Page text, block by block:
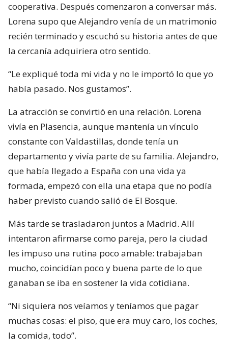
cooperativa. Después comenzaron a conversar más.
Lorena supo que Alejandro venía de un matrimonio
recién terminado y escuchó su historia antes de que
la cercanía adquiriera otro sentido.
“Le expliqué toda mi vida y no le importó lo que yo
había pasado. Nos gustamos”.
La atracción se convirtió en una relación. Lorena
vivía en Plasencia, aunque mantenía un vínculo
constante con Valdastillas, donde tenía un
departamento y vivía parte de su familia. Alejandro,
que había llegado a España con una vida ya
formada, empezó con ella una etapa que no podía
haber previsto cuando salió de El Bosque.
Más tarde se trasladaron juntos a Madrid. Allí
intentaron afirmarse como pareja, pero la ciudad
les impuso una rutina poco amable: trabajaban
mucho, coincidían poco y buena parte de lo que
ganaban se iba en sostener la vida cotidiana.
“Ni siquiera nos veíamos y teníamos que pagar
muchas cosas: el piso, que era muy caro, los coches,
la comida, todo”.